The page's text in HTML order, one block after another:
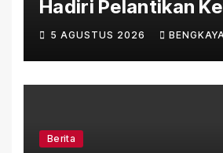
Hadiri Pelantikan
Kemenag Kayong
Perkuat Sinergi
5 AGUSTUS 2026
Berita